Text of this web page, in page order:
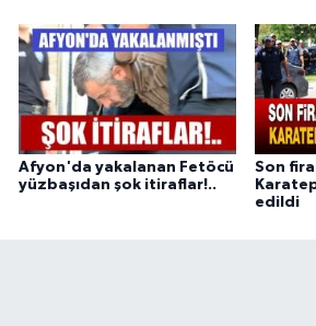
Afyon'da yakalanan Fetöcü
yüzbaşıdan şok itiraflar!..
Son
edildi